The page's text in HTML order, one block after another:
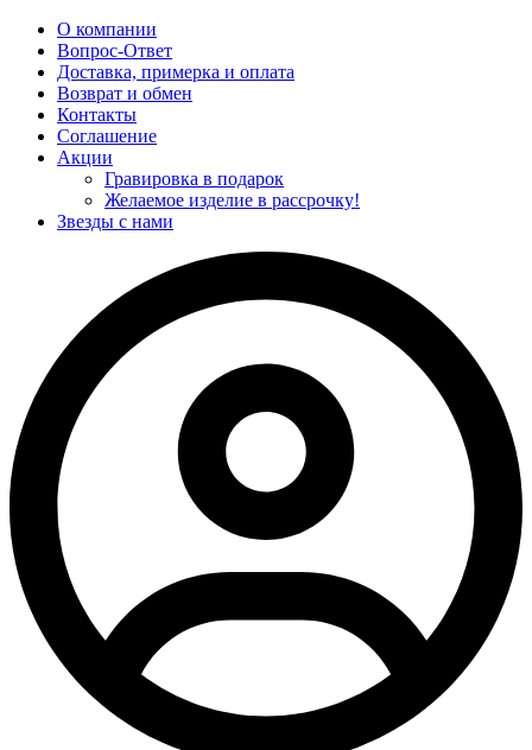
О компании
Вопрос-Ответ
Доставка, примерка и оплата
Возврат и обмен
Контакты
Соглашение
Акции
Гравировка в подарок
Желаемое изделие в рассрочку!
Звезды с нами